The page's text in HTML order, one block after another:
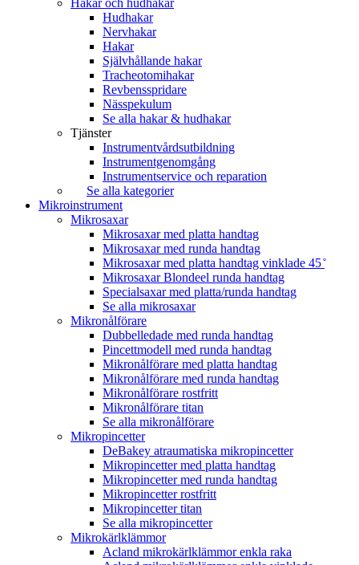
Hakar och hudhakar
Hudhakar
Nervhakar
Hakar
Självhållande hakar
Tracheotomihakar
Revbensspridare
Nässpekulum
Se alla hakar & hudhakar
Tjänster
Instrumentvårdsutbildning
Instrumentgenomgång
Instrumentservice och reparation
Se alla kategorier
Mikroinstrument
Mikrosaxar
Mikrosaxar med platta handtag
Mikrosaxar med runda handtag
Mikrosaxar med platta handtag vinklade 45 ̊
Mikrosaxar Blondeel runda handtag
Specialsaxar med platta/runda handtag
Se alla mikrosaxar
Mikronålförare
Dubbelledade med runda handtag
Pincettmodell med runda handtag
Mikronålförare med platta handtag
Mikronålförare med runda handtag
Mikronålförare rostfritt
Mikronålförare titan
Se alla mikronålförare
Mikropincetter
DeBakey atraumatiska mikropincetter
Mikropincetter med platta handtag
Mikropincetter med runda handtag
Mikropincetter rostfritt
Mikropincetter titan
Se alla mikropincetter
Mikrokärlklämmor
Acland mikrokärlklämmor enkla raka